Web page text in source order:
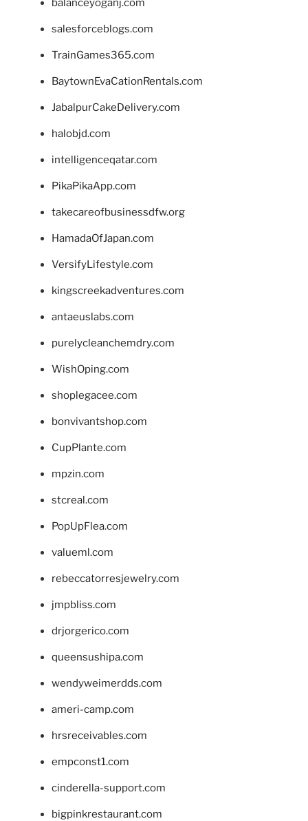
balanceyoganj.com
salesforceblogs.com
TrainGames365.com
BaytownEvaCationRentals.com
JabalpurCakeDelivery.com
halobjd.com
intelligenceqatar.com
PikaPikaApp.com
takecareofbusinessdfw.org
HamadaOfJapan.com
VersifyLifestyle.com
kingscreekadventures.com
antaeuslabs.com
purelycleanchemdry.com
WishOping.com
shoplegacee.com
bonvivantshop.com
CupPlante.com
mpzin.com
stcreal.com
PopUpFlea.com
valueml.com
rebeccatorresjewelry.com
jmpbliss.com
drjorgerico.com
queensushipa.com
wendyweimerdds.com
ameri-camp.com
hrsreceivables.com
empconst1.com
cinderella-support.com
bigpinkrestaurant.com